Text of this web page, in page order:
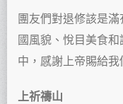
團友們對退修該是
國風貌、悅目美食
中，感謝上帝賜給我
上祈禱山